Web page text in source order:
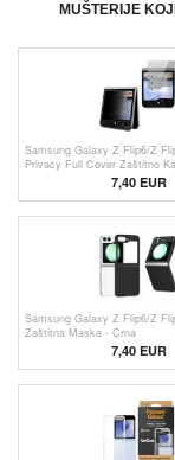
MUŠTERIJE
Samsung Galaxy Z Flip6/Z
Privacy Full Cover Zaštitno
7,40 EUR
Samsung Galaxy Z Flip6/Z
Zaštitna Maska - Crna
7,40 EUR